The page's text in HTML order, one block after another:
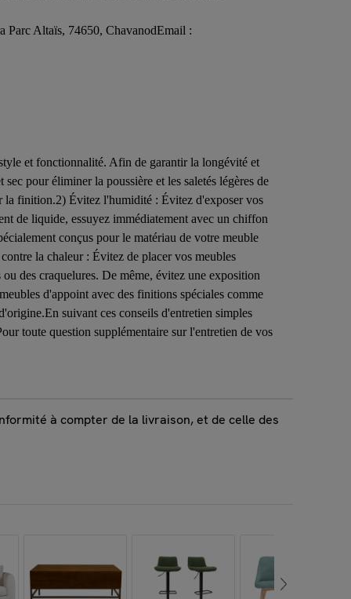
Parc Altaïs, 74650, ChavanodEmail :
et fonctionnalité. Afin de garantir la longévité et
pour éliminer la poussière et les saletés légères de
la finition.2) Évitez l'humidité : Évitez d'exposer vos
de liquide, essuyez immédiatement avec un chiffon
conçus pour le matériau de votre meuble
la chaleur : Évitez de placer vos meubles
des craquelures. De même, évitez une exposition
d'appoint avec des finitions spéciales comme
suivant ces conseils d'entretien simples
toute question supplémentaire sur l'entretien de vos
à compter de la livraison, et de celle des